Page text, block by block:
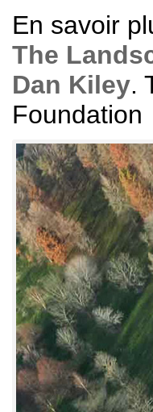
En savoir
The
Dan Kiley.
Foundation